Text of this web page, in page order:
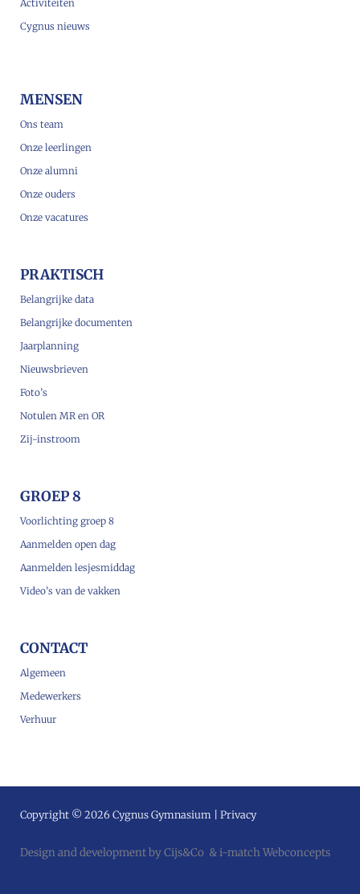
Activiteiten
Cygnus nieuws
MENSEN
Ons team
Onze leerlingen
Onze alumni
Onze ouders
Onze vacatures
PRAKTISCH
Belangrijke data
Belangrijke documenten
Jaarplanning
Nieuwsbrieven
Foto’s
Notulen MR en OR
Zij-instroom
GROEP 8
Voorlichting groep 8
Aanmelden open dag
Aanmelden lesjesmiddag
Video’s van de vakken
CONTACT
Algemeen
Medewerkers
Verhuur
Copyright © 2026 Cygnus Gymnasium | Privacy
Design and development by Cijs&Co &i-match Webconcepts